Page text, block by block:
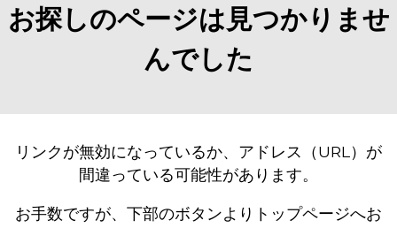
お探しのページは見つかりませ
んでした
リンクが無効になっているか、アドレス（URL）が
間違っている可能性があります。
お手数ですが、下部のボタンよりトップページへお